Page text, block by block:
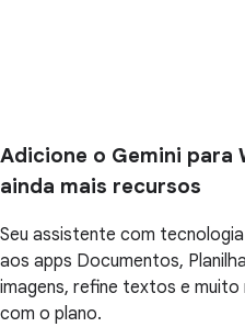
Adicione o Gemini para
ainda mais recursos
Seu assistente com
aos apps Documentos,
imagens, refine textos e
com o plano.